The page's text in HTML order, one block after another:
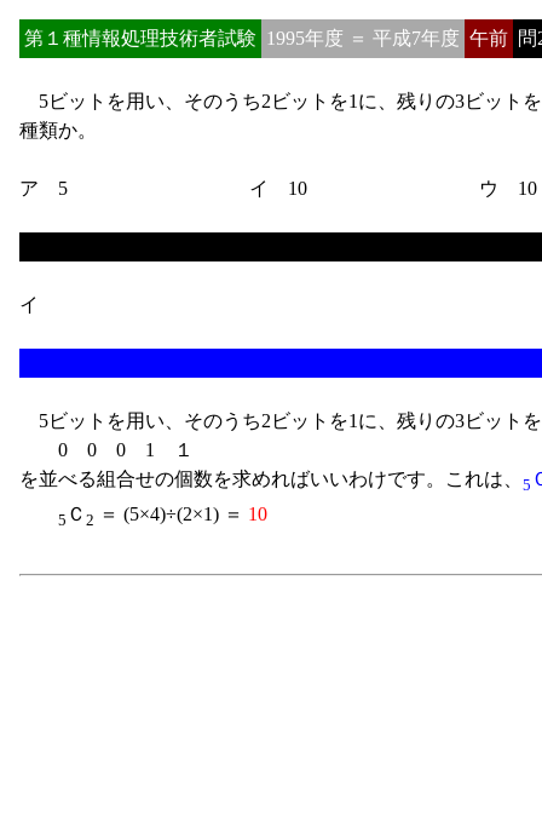
第１種情報処理技術者試験 1995年度 ＝ 平成7年度 午前 問
5ビットを用い、そのうち2ビットを1に、残りの3ビット
種類か。
ア 5 イ 10 ウ 10
イ
5ビットを用い、そのうち2ビットを1に、残りの3ビット
0 0 0 1 １
を並べる組合せの個数を求めればいいわけです。これは、 5
5 Ｃ 2 ＝ (5×4)÷(2×1) ＝ 10